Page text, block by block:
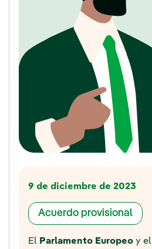
9 de diciembre de 2023
Acuerdo provisional
El Parlamento Europeo y el